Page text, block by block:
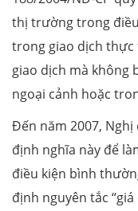
thị trường trong
trong giao dịch thực
giao dịch mà không
ngoại cảnh hoặc
Đến năm 2007,
định nghĩa này để
điều kiện bình
định nguyên tắc